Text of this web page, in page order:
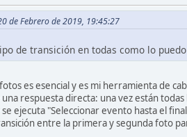
de Febrero de 2019, 19:45:27
de transición en todas como lo
es esencial y es mi herramienta de
respuesta directa: una vez están todas
ejecuta "Seleccionar evento hasta el
entre la primera y segunda foto